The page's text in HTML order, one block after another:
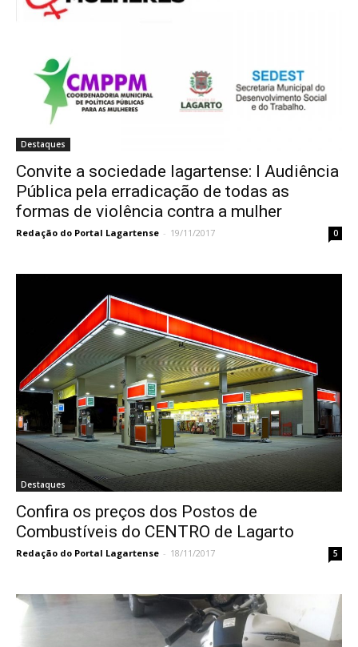
Destaques
Convite a sociedade lagartense: I Audiência
Pública pela erradicação de todas as
formas de violência contra a mulher
Redação do Portal Lagartense - 19/11/2017 0
Destaques
Confira os preços dos Postos de
Combustíveis do CENTRO de Lagarto
Redação do Portal Lagartense - 18/11/2017 5